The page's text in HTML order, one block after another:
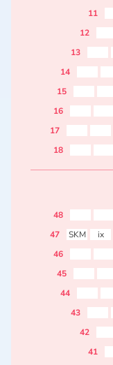
11
12
13
14
15
16
17
18
48
47
SKM ix
46
45
44
43
42
41